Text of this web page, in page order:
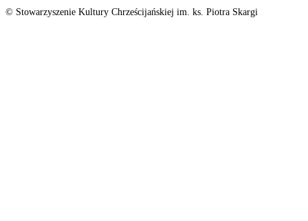
© Stowarzyszenie Kultury Chrześcijańskiej im. ks. Piotra Skargi